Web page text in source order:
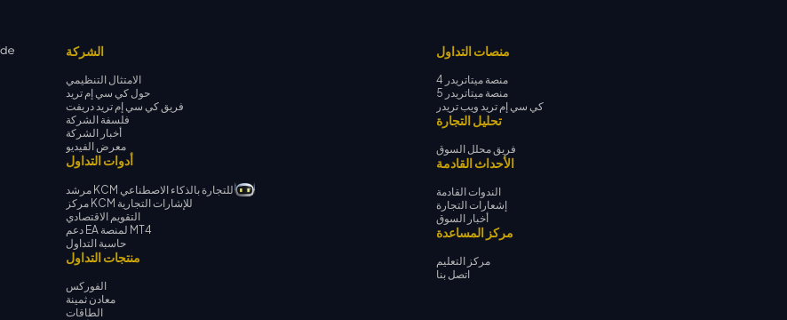
الشركة
الامتثال التنظيمي
حول كي سي إم تريد
فريق كي سي إم تريد دريفت
فلسفة الشركة
أخبار الشركة
معرض الفيديو
أدوات التداول
مرشد KCM للتجارة بالذكاء الاصطناعي
مركز KCM للإشارات التجارية
التقويم الاقتصادي
دعم EA لمنصة MT4
حاسبة التداول
منتجات التداول
الفوركس
معادن ثمينة
الطاقات
منصات التداول
منصة ميتاتريدر 4
منصة ميتاتريدر 5
كي سي إم تريد ويب تريدر
تحليل التجارة
فريق محلل السوق
الأحداث القادمة
الندوات القادمة
إشعارات التجارة
أخبار السوق
مركز المساعدة
مركز التعليم
اتصل بنا